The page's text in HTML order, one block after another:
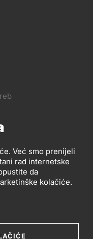
Već smo prenijeli
rad internetske
da
kolačiće.